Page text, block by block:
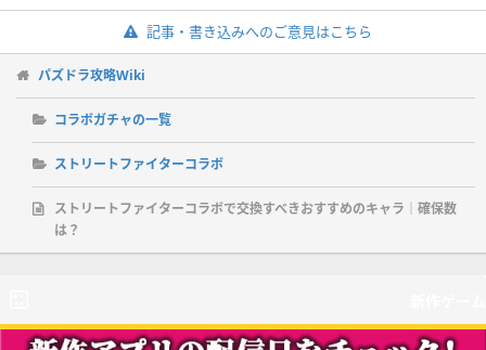
記事・書き込みへのご意見はこちら
パズドラ攻略Wiki
コラボガチャの一覧
ストリートファイターコラボ
ストリートファイターコラボで交換すべきおすすめのキャラ｜確保数
は？